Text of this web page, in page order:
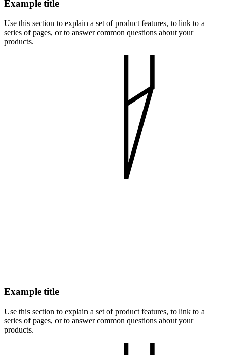
Example title
Use this section to explain a set of product features, to link to a
series of pages, or to answer common questions about your
products.
Example title
Use this section to explain a set of product features, to link to a
series of pages, or to answer common questions about your
products.